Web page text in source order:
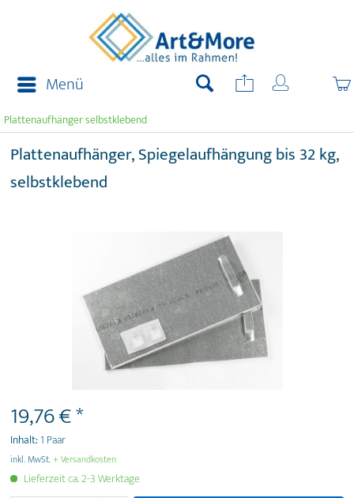
Menü
Plattenaufhänger selbstklebend
Plattenaufhänger, Spiegelaufhängung bis 32 kg,
selbstklebend
19,76 € *
Inhalt:1 Paar
inkl. MwSt.+ Versandkosten
Lieferzeit ca. 2-3 Werktage